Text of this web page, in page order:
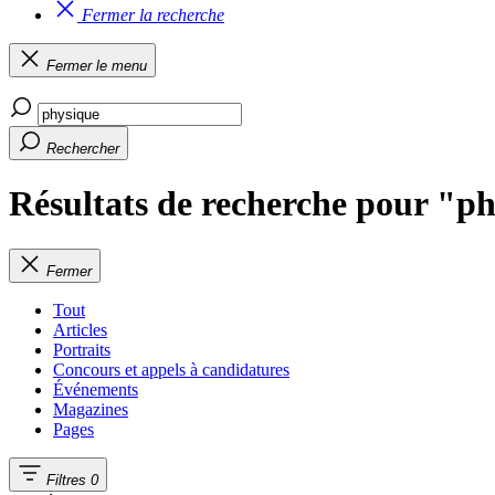
Fermer la recherche
Fermer le menu
Rechercher
Résultats de recherche pour
Fermer
Tout
Articles
Portraits
Concours et appels à candidatures
Événements
Magazines
Pages
Filtres 0